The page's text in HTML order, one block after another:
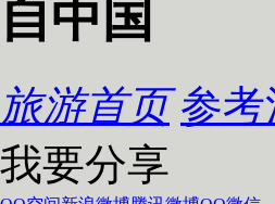
自中国
旅游首页 参考
我要分享